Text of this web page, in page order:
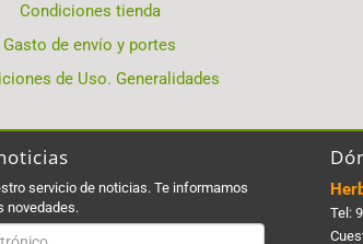
Condiciones tienda
Gasto de envío y portes
de Uso. Generalidades
servicio de noticias. Te informamos
novedades.
Tel: